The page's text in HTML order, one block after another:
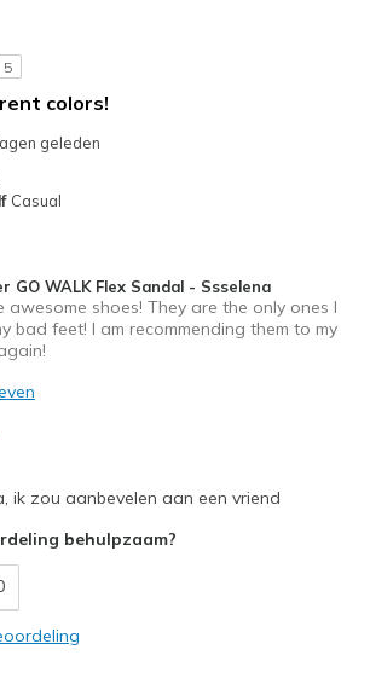
Feels half size too big
5
colors!
geleden
Casual
GO WALK Flex Sandal - Ssselena
awesome shoes! They are the only ones I
bad feet! I am recommending them to my
ik zou aanbevelen aan een vriend
behulpzaam?